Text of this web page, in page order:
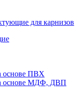
для карнизов
основе ПВХ
основе МДФ, ДВП